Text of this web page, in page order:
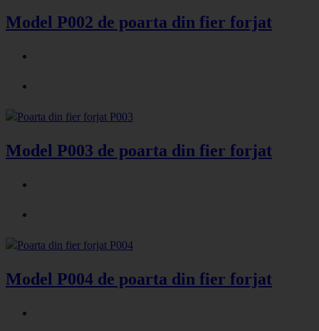
Model P002 de poarta din fier forjat
Model P003 de poarta din fier forjat
Model P004 de poarta din fier forjat